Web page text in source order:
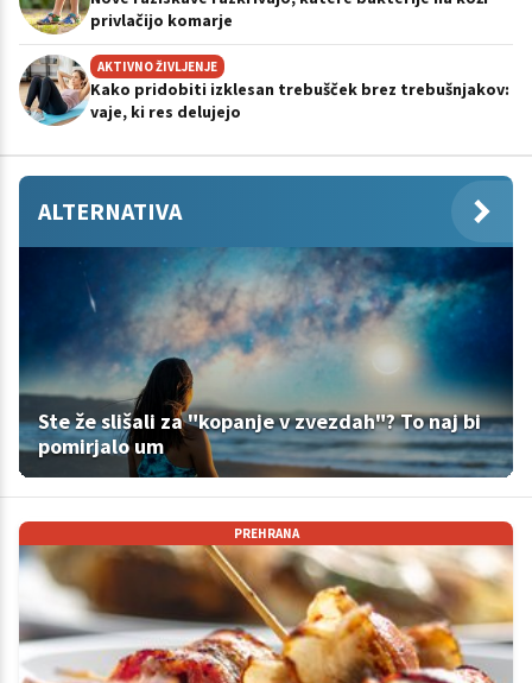
privlačijo komarje
AKTIVNO ŽIVLJENJE
Kako pridobiti izklesan trebušček brez trebušnjakov:
vaje, ki res delujejo
ALTERNATIVA
Ste že slišali za "kopanje v zvezdah"? To naj bi
pomirjalo um
PREHRANA